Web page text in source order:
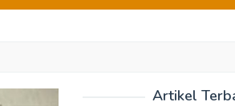
Artikel